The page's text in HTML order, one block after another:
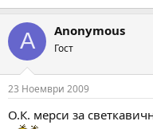
A Anonymous
Гост
23 Ноември 2009
О.К. мерси за